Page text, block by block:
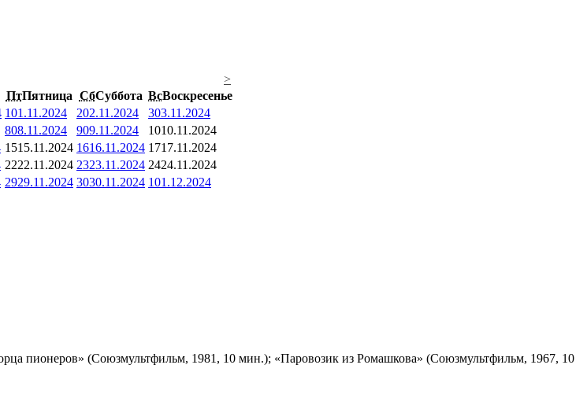
>
ПтПятница СбСуббота ВсВоскресенье
101.11.2024 202.11.2024 303.11.2024
808.11.2024 909.11.2024 1010.11.2024
1515.11.2024 1616.11.2024 1717.11.2024
2222.11.2024 2323.11.2024 2424.11.2024
2929.11.2024 3030.11.2024 101.12.2024
пионеров» (Союзмультфильм, 1981, 10 мин.); «Паровозик из Ромашкова» (Союзмультфильм, 1967, 10